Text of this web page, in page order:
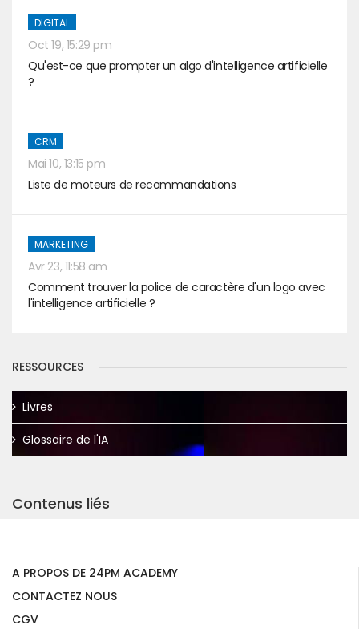
DIGITAL
Oct 19, 15:29 pm
Qu'est-ce que prompter un algo d'intelligence artificielle
?
CRM
Mai 10, 13:15 pm
Liste de moteurs de recommandations
MARKETING
Avr 23, 11:58 am
Comment trouver la police de caractère d'un logo avec
l'intelligence artificielle ?
RESSOURCES
Livres
Glossaire de l'IA
Contenus liés
A PROPOS DE 24PM ACADEMY
CONTACTEZ NOUS
CGV